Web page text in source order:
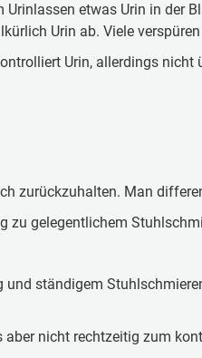
etwas Urin in der
Urin ab. Viele
Urin, allerdings nicht
zurückzuhalten. Man
zu gelegentlichem
ständigem
nicht rechtzeitig zum